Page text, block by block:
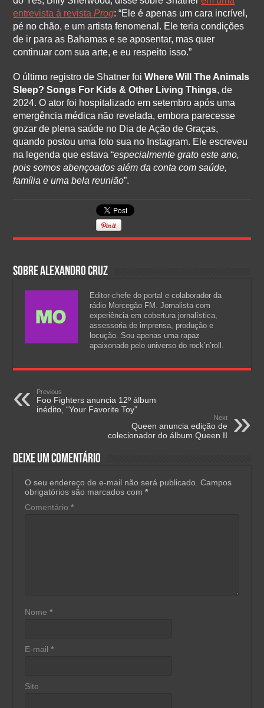
entrevista à revistaProg: “Ele é apenas um cara incrível,
pé no chão, e um artista fenomenal. Ele teria condições
de ir para as Bahamas e se aposentar, mas quer
continuar com sua arte, e eu respeito isso.”
O último registro de Shatner foiWhere Will The Animals
Sleep? Songs For Kids & Other Living Things, de
2024. O ator foi hospitalizado em setembro após uma
emergência médica não revelada, embora parecesse
gozar de plena saúde no Dia de Ação de Graças,
quando postou uma foto sua no Instagram. Ele escreveu
na legenda que estava “especialmente grato este ano,
pois somos abençoados além da conta com saúde,
família e uma bela reunião”.
Sobre Alexandro Cruz
Editor-chefe do portal e colaborador da
rádio Morcegão FM. Jornalista com
experiência em cobertura jornalística,
assessoria de imprensa, produção e
locução. Sou apenas uma rapaz
apaixonado pelo universo do rock’n’roll.
Previous
Foo Fighters anuncia 12º álbum
inédito, “Your Favorite Toy”
Next
Queen anuncia edição de
colecionador do álbum Queen II
Deixe um comentário
O seu endereço de e-mail não será publicado. Campos
obrigatórios são marcados com*
Comentário*
Nome*
E-mail*
Site